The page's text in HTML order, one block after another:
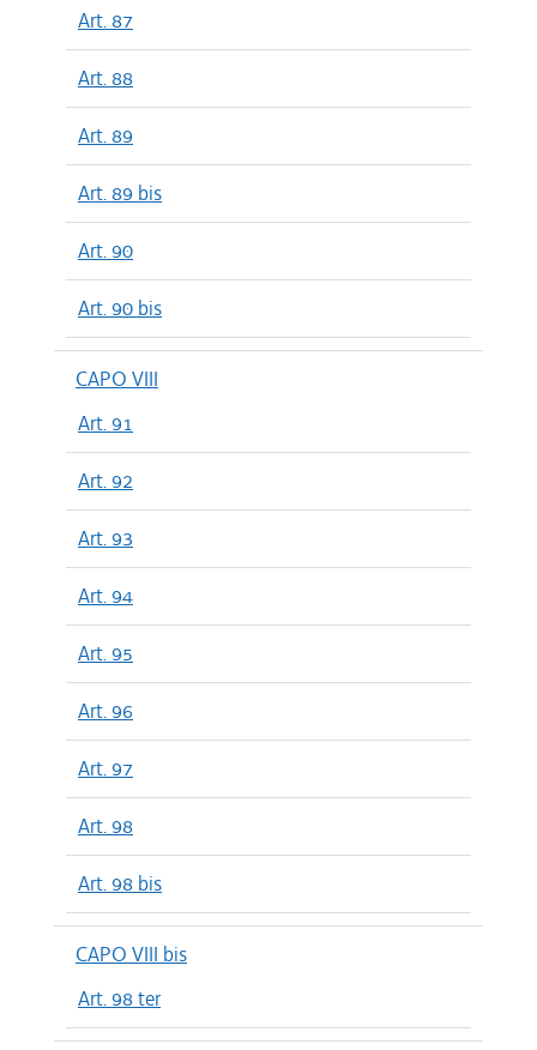
Art. 87
Art. 88
Art. 89
Art. 89 bis
Art. 90
Art. 90 bis
CAPO VIII
Art. 91
Art. 92
Art. 93
Art. 94
Art. 95
Art. 96
Art. 97
Art. 98
Art. 98 bis
CAPO VIII bis
Art. 98 ter